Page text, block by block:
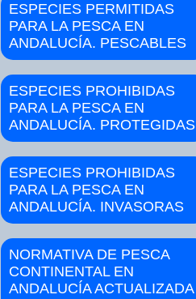
ESPECIES PERMITIDAS
PARA LA PESCA EN
ANDALUCÍA. PESCABLES
ESPECIES PROHIBIDAS
PARA LA PESCA EN
ANDALUCÍA. PROTEGIDAS
ESPECIES PROHIBIDAS
PARA LA PESCA EN
ANDALUCÍA. INVASORAS
NORMATIVA DE PESCA
CONTINENTAL EN
ANDALUCÍA ACTUALIZADA